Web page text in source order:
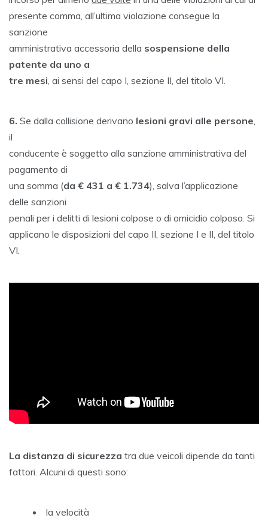
presente comma, all’ultima violazione consegue la
sanzione
amministrativa accessoria della sospensione della
patente da uno a
tre mesi , ai sensi del capo I, sezione II, del titolo VI.
6. Se dalla collisione derivano lesioni gravi alle persone
il
conducente è soggetto alla sanzione amministrativa del
pagamento di
una somma (da € 431 a € 1.734), salva l’applicazione
delle sanzioni
penali per i delitti di lesioni colpose o di omicidio colposo. Si
applicano le disposizioni del capo II, sezione I e II, del titolo
VI.
La distanza di sicurezza tra due veicoli dipende da tanti
fattori. Alcuni di questi sono:
la velocità